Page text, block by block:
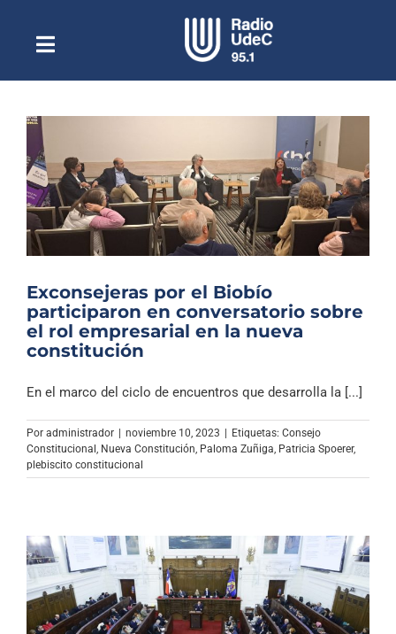
contenidoToggle
NavigationEscuchar Radio UdeC en vivo
Quiénes Somos
Programación
Podcast
Noticias
Columnas
Música Clásica
Exconsejeras por el Biobío
participaron en conversatorio sobre
el rol empresarial en la nueva
constitución
En el marco del ciclo de encuentros que desarrolla la [...]
Por administrador | noviembre 10, 2023 | Etiquetas: Consejo
Constitucional Nueva Constitución Paloma Zuñiga Patricia Spoerer,
plebiscito constitucional